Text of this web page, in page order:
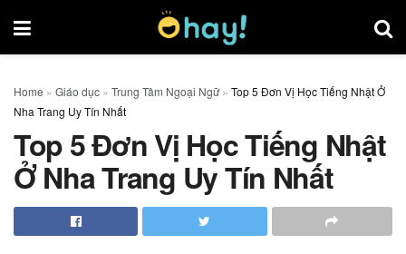
Home » Giáo dục » Trung Tâm Ngoại Ngữ» Top 5 Đơn Vị Học Tiếng Nhật Ở
Nha Trang Uy Tín Nhất
Top 5 Đơn Vị Học Tiếng Nhật
Ở Nha Trang Uy Tín Nhất